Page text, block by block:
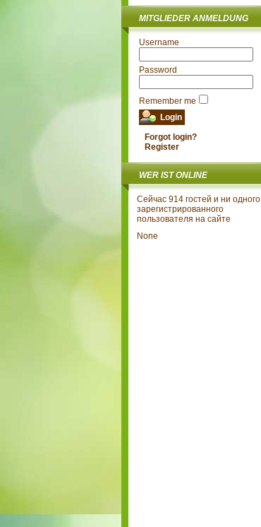
MITGLIEDER ANMELDUNG
Username
Password
Remember me
Forgot login?
Register
WER IST ONLINE
Сейчас 914 гостей и ни одного
зарегистрированного
пользователя на сайте
None